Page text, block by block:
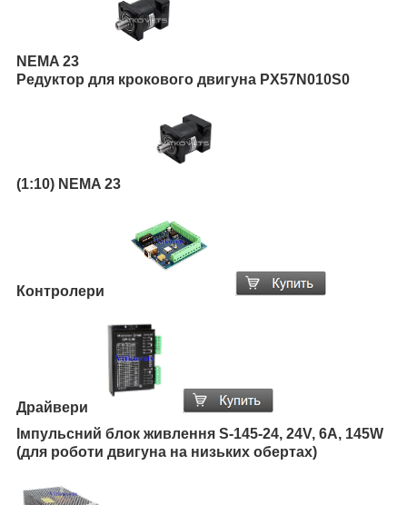
NEMA 23
Редуктор для крокового двигуна PX57N010S0
(1:10) NEMA 23
Контролери
Драйвери
Імпульсний блок живлення S-145-24, 24V, 6A, 145W
(для роботи двигуна на низьких обертах)